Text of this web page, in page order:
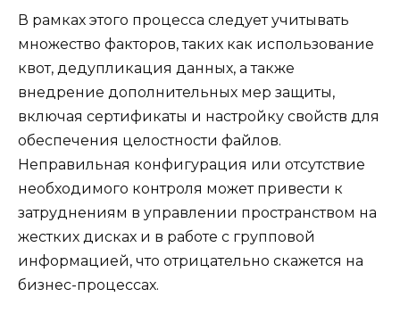
В рамках этого процесса следует учитывать
множество факторов, таких как использование
квот, дедупликация данных, а также
внедрение дополнительных мер защиты,
включая сертификаты и настройку свойств для
обеспечения целостности файлов.
Неправильная конфигурация или отсутствие
необходимого контроля может привести к
затруднениям в управлении пространством на
жестких дисках и в работе с групповой
информацией, что отрицательно скажется на
бизнес-процессах.